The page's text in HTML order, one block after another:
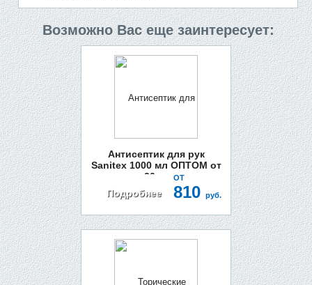
Возможно Вас еще заинтересует:
Антисептик для рук
Sanitex 1000 мл ОПТОМ от
30шт
Подробнее
ОТ
810 руб.